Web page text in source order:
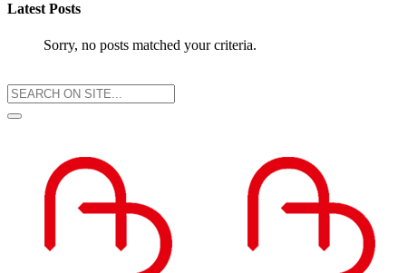
Latest Posts
Sorry, no posts matched your criteria.